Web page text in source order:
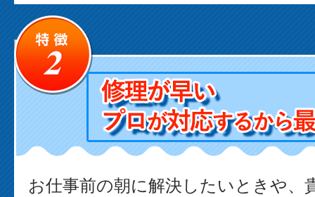
お仕事前の朝に解決したいときや、